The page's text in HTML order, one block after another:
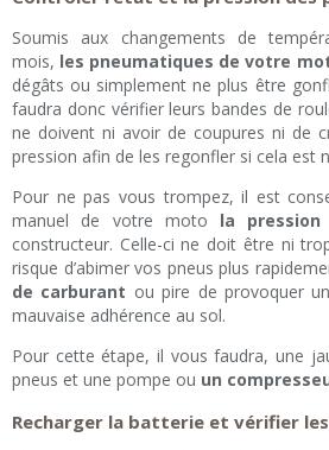
Soumis aux changements de
mois, les pneumatiques de votre
dégâts ou simplement ne plus être
faudra donc vérifier leurs bandes de
ne doivent ni avoir de coupures ni de
pression afin de les regonfler si cela est
Pour ne pas vous trompez, il est
manuel de votre moto la pression
constructeur. Celle-ci ne doit être ni
risque d’abimer vos pneus plus
de carburant ou pire de provoquer
mauvaise adhérence au sol.
Pour cette étape, il vous faudra, une
pneus et une pompe ou un
Recharger la batterie et vérifier